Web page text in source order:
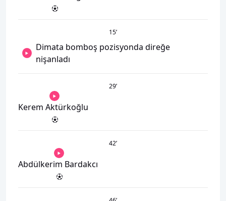
15’
Dimata bomboş pozisyonda direğe
nişanladı
29’
Kerem Aktürkoğlu
42’
Abdülkerim Bardakcı